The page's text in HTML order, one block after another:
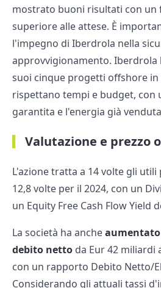
mostrato buoni risultati con un
superiore alle attese. È
l'impegno di Iberdrola nella
approvvigionamento. Iberdrola
suoi cinque progetti offshore
rispettano tempi e budget, con
garantita e l'energia già
Valutazione e prezzo
L'azione tratta a 14 volte gli utili
12,8 volte per il 2024, con un
un Equity Free Cash Flow Yield
La società ha anche
debito netto da Eur 42 miliardi
con un rapporto Debito Netto/
Considerando gli attuali tassi